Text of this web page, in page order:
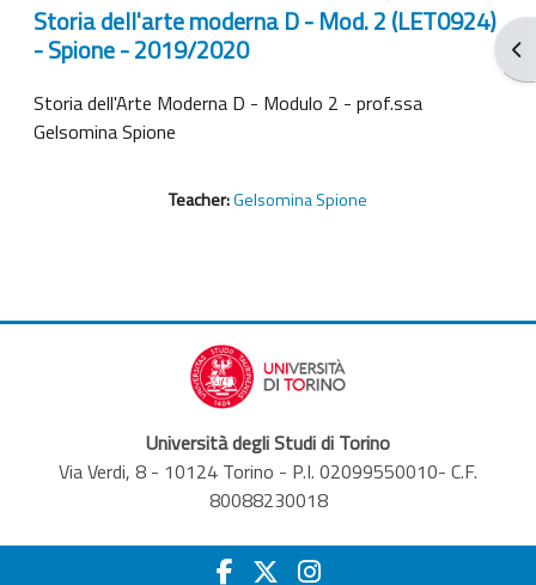
Storia dell'arte moderna D - Mod. 2 (LET0924)
- Spione - 2019/2020
Storia dell'Arte Moderna D - Modulo 2 - prof.ssa
Gelsomina Spione
Teacher:Gelsomina Spione
Università degli Studi di Torino
Via Verdi, 8 - 10124 Torino - P.I. 02099550010- C.F.
80088230018